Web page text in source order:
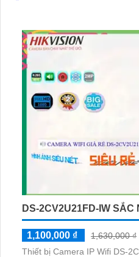
DS-2CV2U21FD-IW SẮC
1,100,000 ₫
1,630,000 ₫
Thiết bị Camera IP Wifi DS-